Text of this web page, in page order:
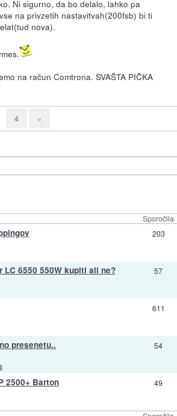
Ni sigurno, da bo delalo, lahko pa
na privzetih nastavitvah(200fsb) bi ti
nova).
na račun Comtrona. SVAŠTA PIČKA
4 »
Sporočila
203
LC 6550 550W kupiti ali ne? 57
611
presenetu.. 54
2500+ Barton 49